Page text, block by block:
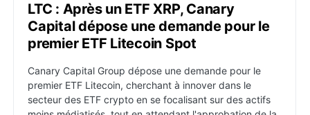
LTC : Après un ETF XRP, Canary
Capital dépose une demande pour le
premier ETF Litecoin Spot
Canary Capital Group dépose une demande pour le
premier ETF Litecoin, cherchant à innover dans le
secteur des ETF crypto en se focalisant sur des actifs